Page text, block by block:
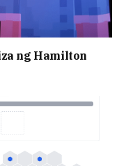
ng Hamilton